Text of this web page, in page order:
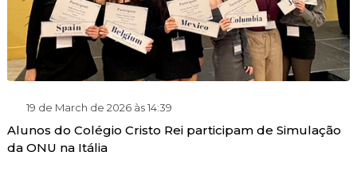
19 de March de 2026 às 14:39
Alunos do Colégio Cristo Rei participam de Simulação
da ONU na Itália